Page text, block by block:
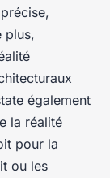
plus,
également
la réalité
pour la
ou les